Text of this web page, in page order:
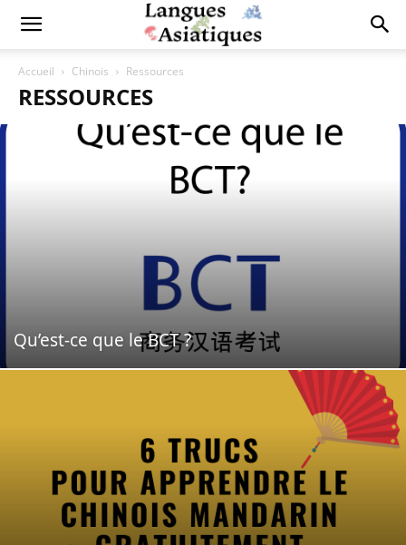
Accueil Chinois Ressources
RESSOURCES
Qu’est-ce que le BCT ?